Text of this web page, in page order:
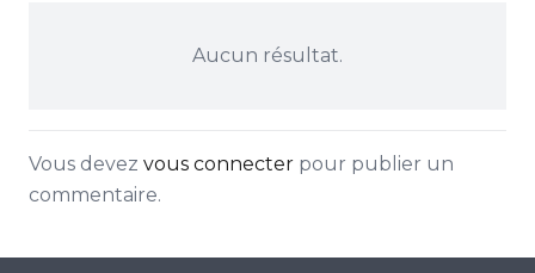
Aucun résultat.
Vous devez vous connecter pour publier un
commentaire.